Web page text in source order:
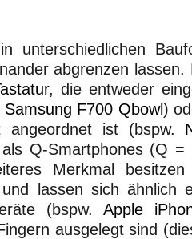
unterschiedlichen
abgrenzen
, die entweder
Samsung F700 Qbowl)
angeordnet ist (bspw.
Q-Smartphones (Q
Merkmal
und lassen sich ähnlich
(bspw. Apple
ausgelegt sind